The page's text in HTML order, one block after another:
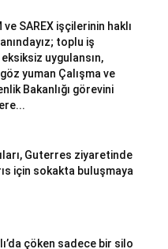
ve SAREX işçilerinin haklı
toplu iş
uygulansın,
yuman Çalışma ve
Bakanlığı görevini
Guterres ziyaretinde
için sokakta buluşmaya
çöken sadece bir silo